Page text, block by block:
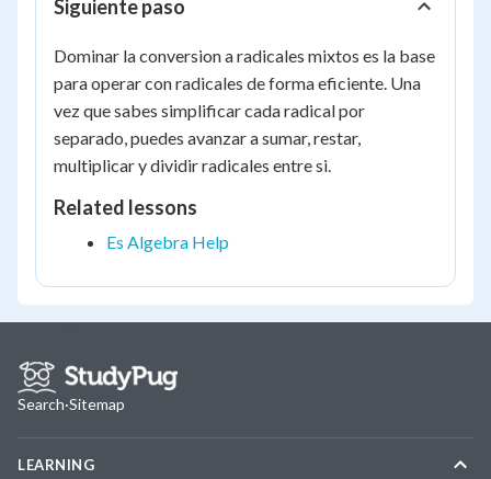
Siguiente paso
Dominar la conversion a radicales mixtos es la base
para operar con radicales de forma eficiente. Una
vez que sabes simplificar cada radical por
separado, puedes avanzar a sumar, restar,
multiplicar y dividir radicales entre si.
Related lessons
Es Algebra Help
Search·Sitemap
LEARNING